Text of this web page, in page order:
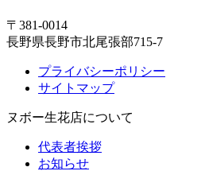
〒381-0014
長野県長野市北尾張部715-7
プライバシーポリシー
サイトマップ
ヌボー生花店について
代表者挨拶
お知らせ